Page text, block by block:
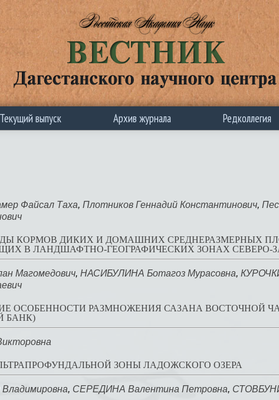
Текущий выпуск Архив журнала Редколлегия
Файсал Таха, Плотников Геннадий Константинович,
КОРМОВ ДИКИХ И ДОМАШНИХ СРЕДНЕРАЗМЕРНЫХ
В ЛАНДШАФТНО-ГЕОГРАФИЧЕСКИХ ЗОНАХ СЕВЕРО-
Магомедович, НАСИБУЛИНА Ботагоз Мурасовна,
ОСОБЕННОСТИ РАЗМНОЖЕНИЯ САЗАНА ВОСТОЧНОЙ
БАНК)
ЗОНЫ ЛАДОЖСКОГО ОЗЕРА
, СЕРЕДИНА Валентина Петровна,